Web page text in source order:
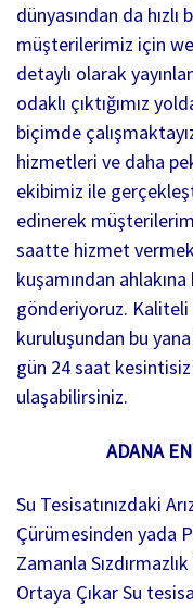
dünyasından da
müşterilerimiz için
detaylı olarak
odaklı çıktığımız
biçimde
hizmetleri ve daha
ekibimiz ile
edinerek
saatte hizmet
kuşamından
gönderiyoruz. Kaliteli
kuruluşundan bu
gün 24 saat
ulaşabilirsiniz.
ADANA
Su Tesisatınızdaki
Çürümesinden yada
Zamanla
Ortaya Çıkar Su